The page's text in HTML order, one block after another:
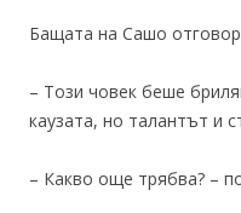
Бащата на Сашо
– Този човек беше
каузата, но талантът и
– Какво още трябва? –